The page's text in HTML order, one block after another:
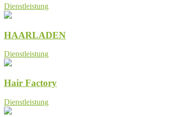
Dienstleistung
HAARLADEN
Dienstleistung
Hair Factory
Dienstleistung